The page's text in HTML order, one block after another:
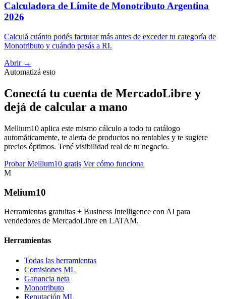
Calculadora de Límite de Monotributo Argentina
2026
Calculá cuánto podés facturar más antes de exceder tu categoría de
Monotributo y cuándo pasás a RI.
Abrir →
Automatizá esto
Conectá tu cuenta de MercadoLibre y
dejá de calcular a mano
Mellium10 aplica este mismo cálculo a todo tu catálogo
automáticamente, te alerta de productos no rentables y te sugiere
precios óptimos. Tené visibilidad real de tu negocio.
Probar Mellium10 gratis Ver cómo funciona
M
Melium10
Herramientas gratuitas + Business Intelligence con AI para
vendedores de MercadoLibre en LATAM.
Herramientas
Todas las herramientas
Comisiones ML
Ganancia neta
Monotributo
Reputación ML